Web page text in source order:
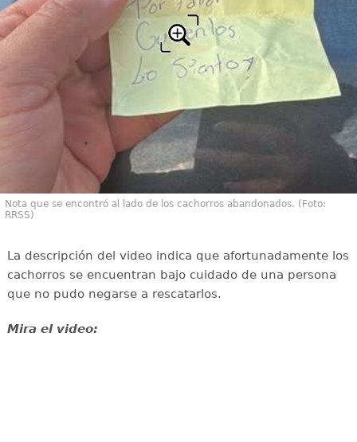
Nota que se encontró al lado de los cachorros abandonados. (Foto:
RRSS)
La descripción del video indica que afortunadamente los
cachorros se encuentran bajo cuidado de una persona
que no pudo negarse a rescatarlos.
Mira el video: